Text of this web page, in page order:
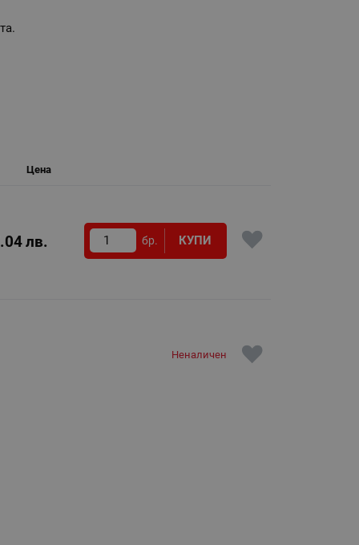
Цена
лв. бр. КУПИ
Неналичен